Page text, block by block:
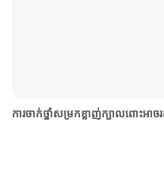
ការចាក់​ថ្នាំ​សម្រក​ខ្លាញ់​ក្បាល​ពោះអាច